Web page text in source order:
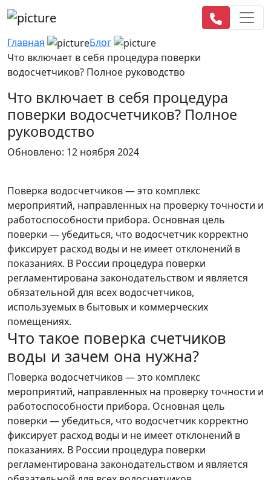
Главная
Блог
Что включает в себя процедура поверки
водосчетчиков? Полное руководство
Что включает в себя процедура
поверки водосчетчиков? Полное
руководство
Обновлено: 12 ноября 2024
Поверка водосчетчиков — это комплекс
мероприятий, направленных на проверку точности и
работоспособности прибора. Основная цель
поверки — убедиться, что водосчетчик корректно
фиксирует расход воды и не имеет отклонений в
показаниях. В России процедура поверки
регламентирована законодательством и является
обязательной для всех водосчетчиков,
используемых в бытовых и коммерческих
помещениях.
Что такое поверка счетчиков
воды и зачем она нужна?
Поверка водосчетчиков — это комплекс
мероприятий, направленных на проверку точности и
работоспособности прибора. Основная цель
поверки — убедиться, что водосчетчик корректно
фиксирует расход воды и не имеет отклонений в
показаниях. В России процедура поверки
регламентирована законодательством и является